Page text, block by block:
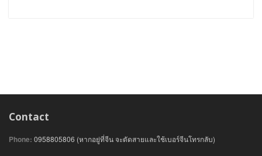
Contact
Phone: 0958805806 (หากอยู่ที่จีน จะตัดสายและใช้เบอร์จีนโทรกลับ)